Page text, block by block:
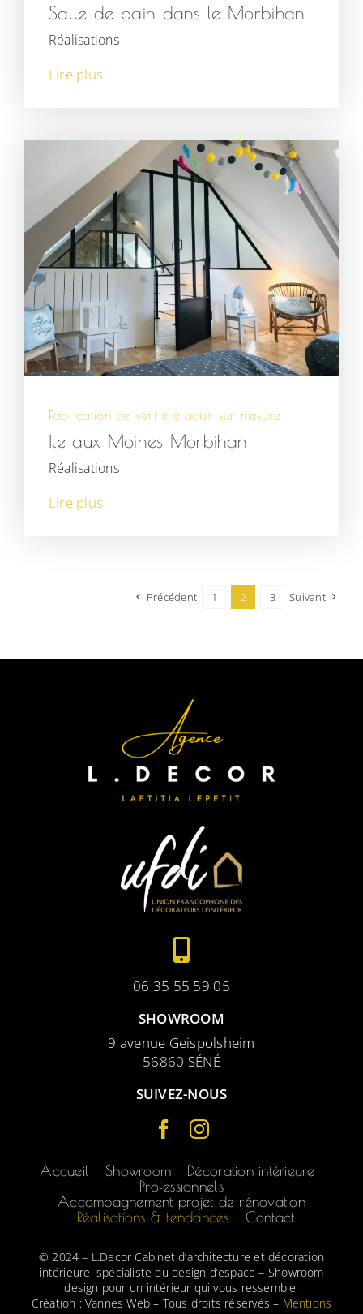
Salle de bain dans le Morbihan
Réalisations
Lire plus
Fabrication de verrière acier sur mesure
Ile aux Moines Morbihan
Réalisations
Lire plus
Précédent 1 2 3 Suivant
06 35 55 59 05
SHOWROOM
9 avenue Geispolsheim
56860 SÉNÉ
SUIVEZ-NOUS
Accueil Showroom
Décoration intérieure
Professionnels
Accompagnement projet de rénovation
Réalisations & tendances
Contact
© 2024 – L.Decor Cabinet d’architecture et décoration
intérieure, spécialiste du design d’espace – Showroom
design pour un intérieur qui vous ressemble.
Création :Vannes Web – Tous droits réservés – Mentions